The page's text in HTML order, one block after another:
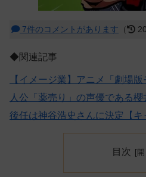
7件のコメントがあります （
◆関連記事
【イメージ業】アニメ「劇場
人公「薬売り」の声優である
後任は神谷浩史さんに決定【キ
目次